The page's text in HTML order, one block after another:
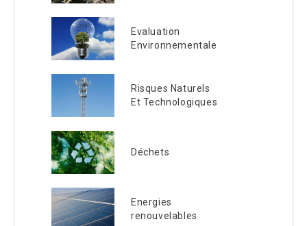
Evaluation
Environnementale
Risques Naturels
Et Technologiques
Déchets
Energies
renouvelables